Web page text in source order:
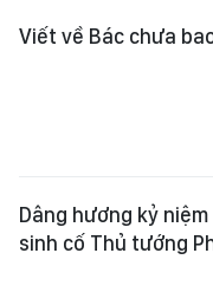
Viết về Bác chưa
Dâng hương kỷ niệm
sinh cố Thủ tướng